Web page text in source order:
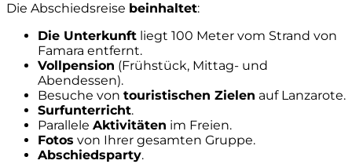
Die Abschiedsreise beinhaltet:
Die Unterkunft liegt 100 Meter vom Strand von
Famara entfernt.
Vollpension (Frühstück, Mittag- und
Abendessen).
Besuche von touristischen Zielen auf Lanzarote.
Surfunterricht.
Parallele Aktivitäten im Freien.
Fotos von Ihrer gesamten Gruppe.
Abschiedsparty.